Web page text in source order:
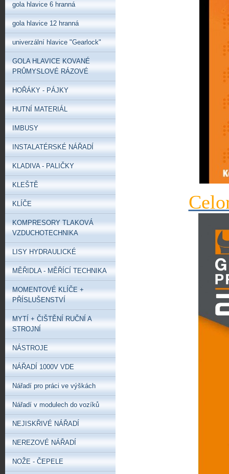
gola hlavice 6 hranná
gola hlavice 12 hranná
univerzální hlavice "Gearlock"
GOLA HLAVICE KOVANÉ
PRŮMYSLOVÉ RÁZOVÉ
HOŘÁKY - PÁJKY
HUTNÍ MATERIÁL
IMBUSY
INSTALATÉRSKÉ NÁŘADÍ
KLADIVA - PALIČKY
KLEŠTĚ
KLÍČE
KOMPRESORY TLAKOVÁ
VZDUCHOTECHNIKA
LISY HYDRAULICKÉ
MĚŘIDLA - MĚŘÍCÍ TECHNIKA
MOMENTOVÉ KLÍČE +
PŘÍSLUŠENSTVÍ
MYTÍ + ČIŠTĚNÍ RUČNÍ A
STROJNÍ
NÁSTROJE
NÁŘADÍ 1000V VDE
Nářadí pro práci ve výškách
Nářadí v modulech do vozíků
NEJISKŘIVÉ NÁŘADÍ
NEREZOVÉ NÁŘADÍ
NOŽE - ČEPELE